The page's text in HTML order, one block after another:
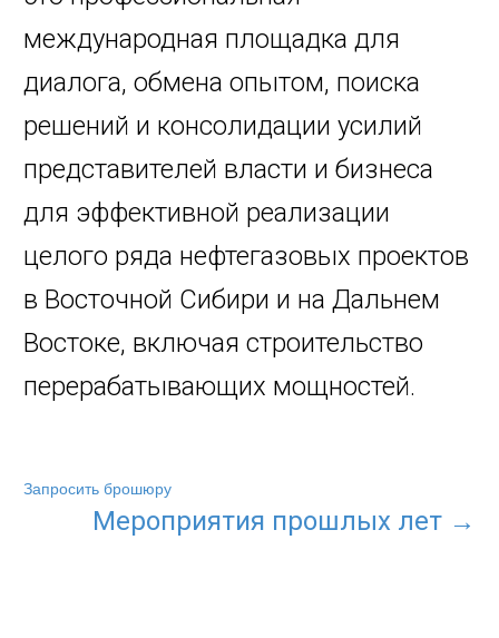
международная площадка для
диалога, обмена опытом, поиска
решений и консолидации усилий
представителей власти и бизнеса
для эффективной реализации
целого ряда нефтегазовых проектов
в Восточной Сибири и на Дальнем
Востоке, включая строительство
перерабатывающих мощностей.
Запросить брошюру
Мероприятия прошлых лет →